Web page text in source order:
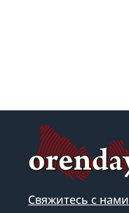
Свяжитесь с нами